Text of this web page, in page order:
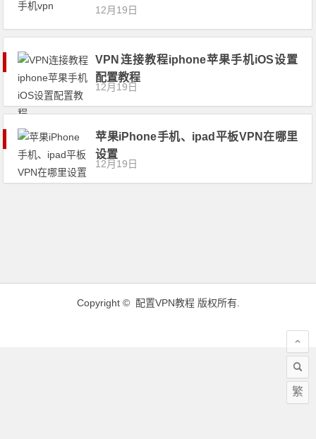
12月19日
VPN连接教程iphone苹果手机iOS设置
配置教程
12月19日
苹果iPhone手机、ipad平板VPN在哪里
设置
12月19日
Copyright © 配置VPN教程版权所有.
繁